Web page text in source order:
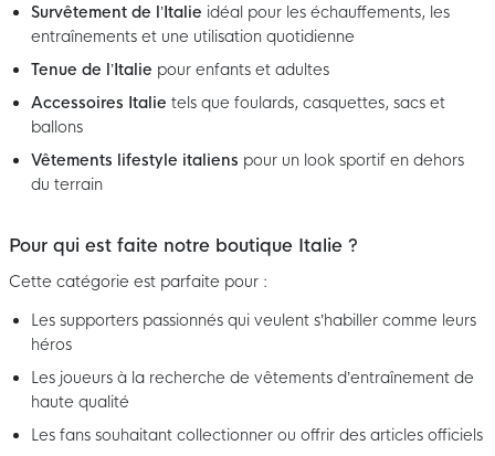
Survêtement de l’Italie idéal pour les échauffements, les
entraînements et une utilisation quotidienne
Tenue de l’Italie pour enfants et adultes
Accessoires Italie tels que foulards, casquettes, sacs et
ballons
Vêtements lifestyle italiens pour un look sportif en dehors
du terrain
Pour qui est faite notre boutique Italie ?
Cette catégorie est parfaite pour :
Les supporters passionnés qui veulent s’habiller comme leurs
héros
Les joueurs à la recherche de vêtements d’entraînement de
haute qualité
Les fans souhaitant collectionner ou offrir des articles officiels